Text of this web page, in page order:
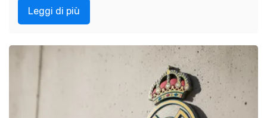
Leggi di più